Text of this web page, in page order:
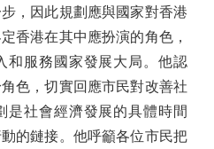
，因此規劃應與國家對香港
香港在其中應扮演的角色，
和服務國家發展大局。他認
色，切實回應市民對改善社
是社會經濟發展的具體時間
的鏈接。他呼籲各位市民把